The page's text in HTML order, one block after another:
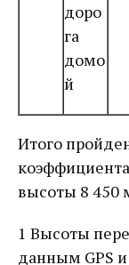
доро
га
домо
й
Итого
высоты 8 450
1 Высоты
данным GPS